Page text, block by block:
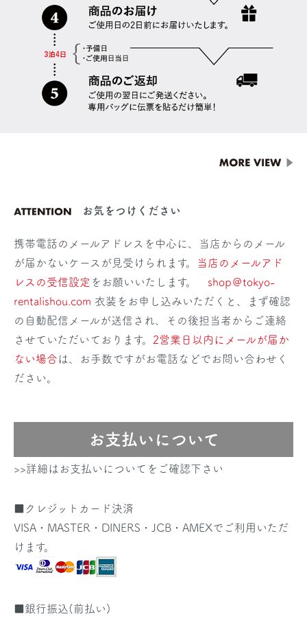
お気をつけください
携帯電話のメールアドレスを中心に、当店からのメール
が届かないケースが見受けられます。
当店のメールアド
レスの受信設定 をお願いいたします。 shop＠tokyo-
rentalishou.com 衣装をお申し込みいただくと、まず確認
の自動配信メールが送信され、その後担当者からご連絡
させていただいております。 2営業日以内にメールが届か
ない場合は、お手数ですがお電話などでお問い合わせく
ださい。
お支払いについて
>>詳細はお支払いについてをご確認下さい
■クレジットカード決済
VISA・MASTER・DINERS・JCB・AMEXでご利用いただ
けます。
■銀行振込(前払い)